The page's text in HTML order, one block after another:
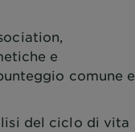
e
comune e
del ciclo di vita